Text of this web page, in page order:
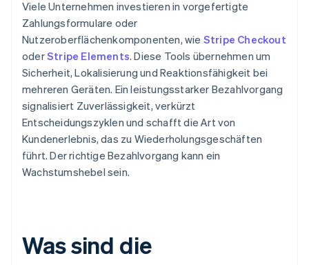
Viele Unternehmen investieren in vorgefertigte
Zahlungsformulare oder
Nutzeroberflächenkomponenten, wie Stripe Checkout
oderStripe Elements. Diese Tools übernehmen um
Sicherheit, Lokalisierung und Reaktionsfähigkeit bei
mehreren Geräten. Ein leistungsstarker Bezahlvorgang
signalisiert Zuverlässigkeit, verkürzt
Entscheidungszyklen und schafft die Art von
Kundenerlebnis, das zu Wiederholungsgeschäften
führt. Der richtige Bezahlvorgang kann ein
Wachstumshebel sein.
Was sind die